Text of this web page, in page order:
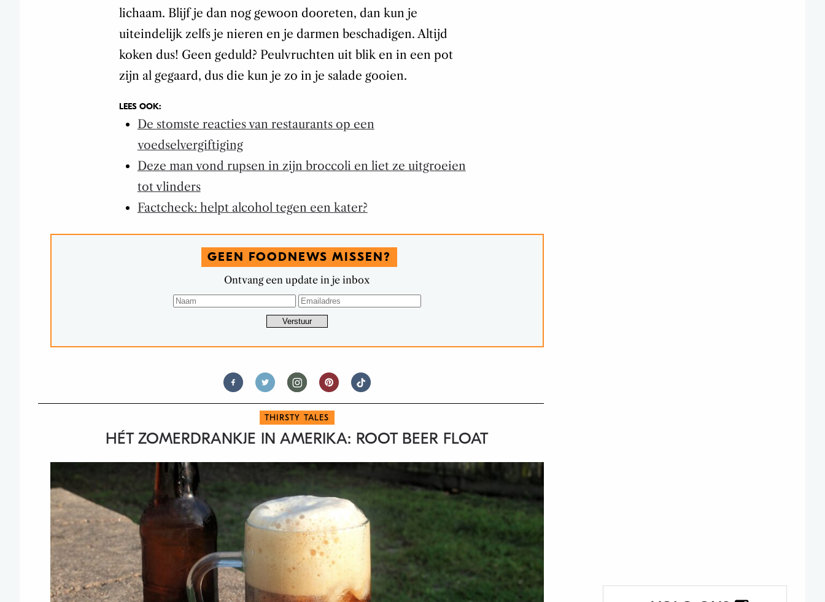
lichaam. Blijf je dan nog gewoon dooreten, dan kun je
uiteindelijk zelfs je nieren en je darmen beschadigen. Altijd
koken dus! Geen geduld? Peulvruchten uit blik en in een pot
zijn al gegaard, dus die kun je zo in je salade gooien.
LEES OOK:
De stomste reacties van restaurants op een
voedselvergiftiging
Deze man vond rupsen in zijn broccoli en liet ze uitgroeien
tot vlinders
Factcheck: helpt alcohol tegen een kater?
GEEN FOODNEWS MISSEN?
Ontvang een update in je inbox
THIRSTY TALES
HÉT ZOMERDRANKJE IN AMERIKA: ROOT BEER FLOAT